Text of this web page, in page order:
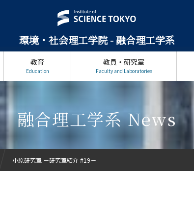
環境・社会理工学院 - 融合理工学系
教育
Education
教員・研究室
Faculty and Laboratories
融合理工学系 News
小原研究室 －研究室紹介 #19－